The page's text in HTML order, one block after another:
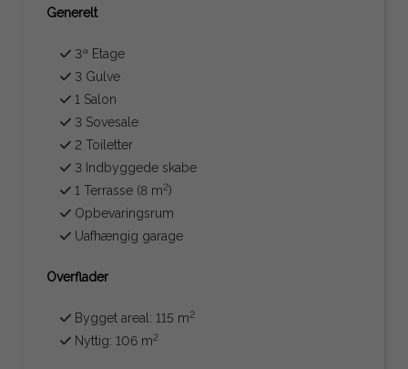
Generelt
3ª Etage
3 Gulve
1 Salon
3 Sovesale
2 Toiletter
3 Indbyggede skabe
1 Terrasse (8 m2)
Opbevaringsrum
Uafhængig garage
Overflader
Bygget areal: 115 m2
Nyttig: 106 m2